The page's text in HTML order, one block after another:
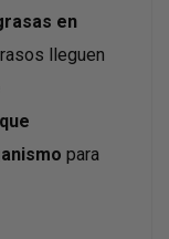
en
lleguen
para